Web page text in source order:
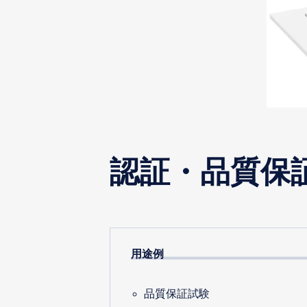
認証・品質保
用途例
品質保証試験